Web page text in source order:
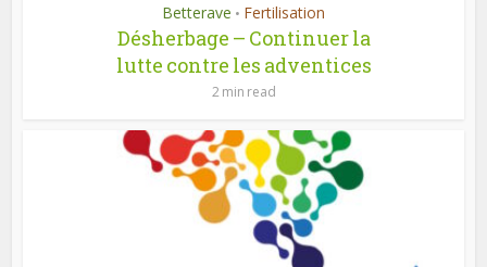
Betterave • Fertilisation
Désherbage – Continuer la
lutte contre les adventices
2 min read